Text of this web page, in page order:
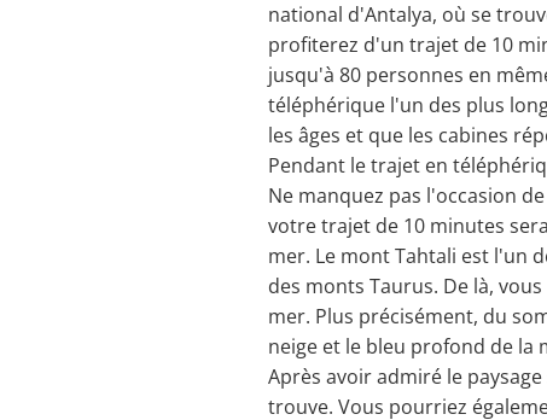
national d'Antalya, où se
profiterez d'un trajet de 10
jusqu'à 80 personnes en
téléphérique l'un des plus
les âges et que les cabines
Pendant le trajet en
Ne manquez pas l'occasion
votre trajet de 10 minutes
mer. Le mont Tahtali est l'un
des monts Taurus. De là,
mer. Plus précisément, du
neige et le bleu profond de la
Après avoir admiré le
trouve. Vous pourriez